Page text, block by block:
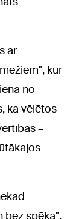
ar
kur
no
ka vēlētos
–